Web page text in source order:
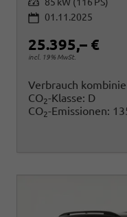
01.11.2025
25.395,– €
incl. 19% MwSt.
Verbrauch
CO2-Klasse: D
CO2-Emissionen: